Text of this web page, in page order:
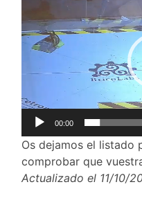
vídeo
00:00
Os dejamos el listado
comprobar que
Actualizado el 11/10/